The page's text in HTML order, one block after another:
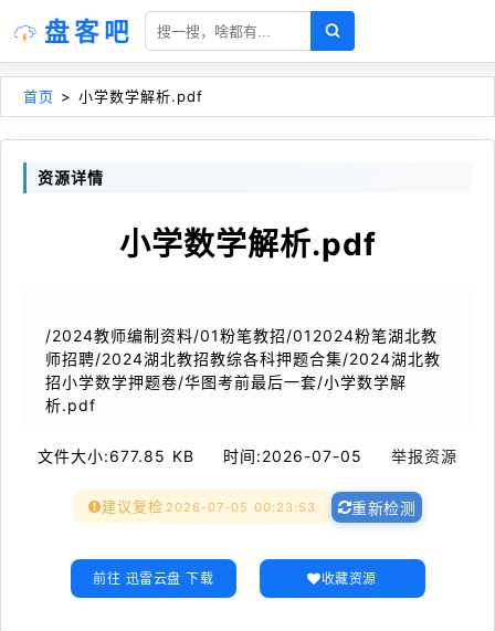
盘客吧
首页 > 小学数学解析.pdf
资源详情
小学数学解析.pdf
/2024教师编制资料/01粉笔教招/012024粉笔湖北教
师招聘/2024湖北教招教综各科押题合集/2024湖北教
招小学数学押题卷/华图考前最后一套/小学数学解
析.pdf
文件大小:677.85 KB 时间:2026-07-05 举报资源
建议复检 2026-07-05 00:23:53 重新检测
前往 迅雷云盘 下载 收藏资源